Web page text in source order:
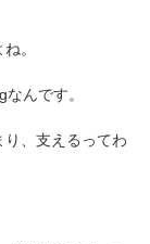
。
んです。
、支えるってわ